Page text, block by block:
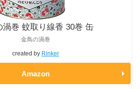
渦巻 蚊取り線香 30巻 缶
created by Rinker
金鳥の渦巻
Amazon